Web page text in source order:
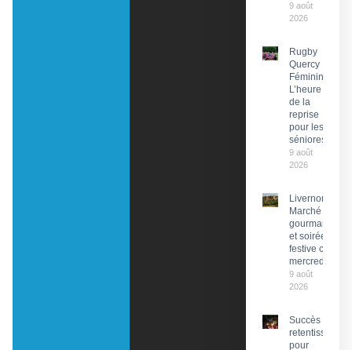
9 août
2026
Rugby
Quercy
Féminin :
L’heure
de la
reprise
pour les
séniores
9 août
2026
Livernon :
Marché
gourmand
et soirée
festive ce
mercredi
9 août
2026
Succès
retentissant
pour